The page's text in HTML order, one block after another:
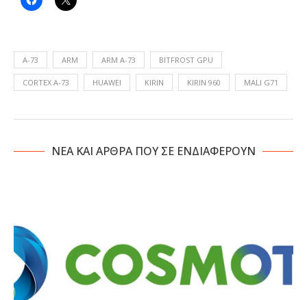
A-73 ARM ARM A-73 BITFROST GPU
CORTEX A-73 HUAWEI KIRIN KIRIN 960 MALI G71
NΕΑ ΚΑΙ ΑΡΘΡΑ ΠΟΥ ΣΕ ΕΝΔΙΑΦΕΡΟΥΝ